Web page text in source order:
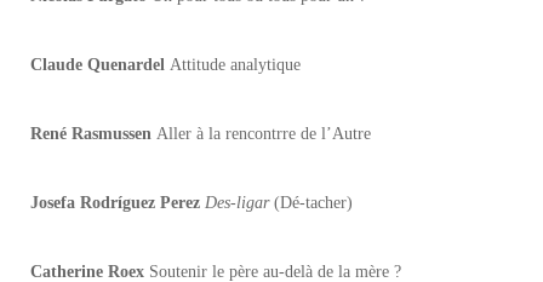
Claude Quenardel Attitude analytique
René Rasmussen Aller à la rencontrre de l’Autre
Josefa Rodríguez Perez Des-ligar (Dé-tacher)
Catherine Roex Soutenir le père au-delà de la mère ?